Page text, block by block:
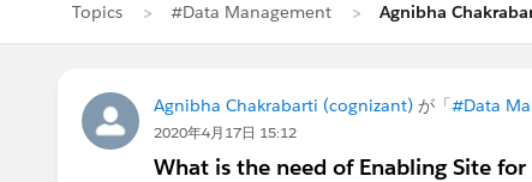
Topics #Data Management Agnibha
Agnibha Chakrabarti (cognizant) が「#Data
2020年4月17日 15:12
What is the need of Enabling Site